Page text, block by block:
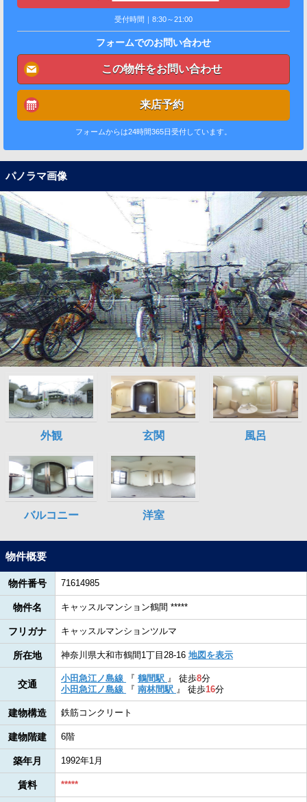
受付時間｜8:30～21:00
フォームでのお問い合わせ
この物件をお問い合わせ
来店予約
フォームからは24時間365日受付しています。
パノラマ画像
物件概要
物件番号 71614985
物件名 キャッスルマンション鶴間 *****
フリガナ キャッスルマンションツルマ
所在地 神奈川県大和市鶴間1丁目28-16 地図を表示
交通
小田急江ノ島線 『 鶴間駅 』 徒歩8分
小田急江ノ島線
『 南林間駅 』 徒歩16分
建物構造 鉄筋コンクリート
建物階建 6階
築年月 1992年1月
賃料 *****